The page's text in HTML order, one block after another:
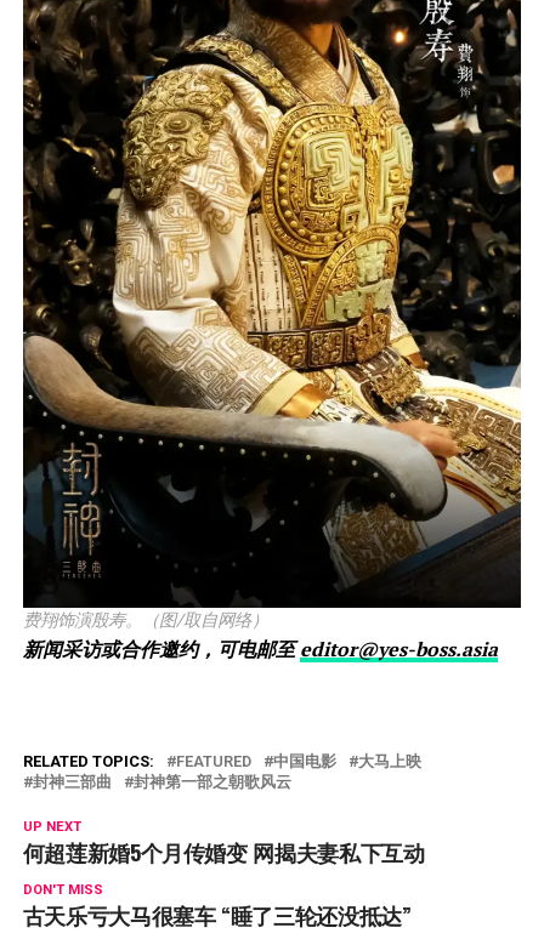
费翔饰演殷寿。（图/取自网络）
新闻采访或合作邀约，可电邮至editor@yes-boss.asia
RELATED TOPICS: FEATURED 中国电影
大马上映
封神三部曲
封神第一部之朝歌风云
UP NEXT
何超莲新婚5个月传婚变 网揭夫妻私下互动
DON'T MISS
古天乐亏大马很塞车 “睡了三轮还没抵达”